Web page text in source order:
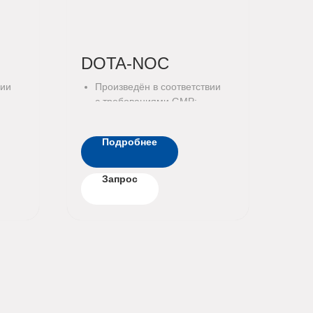
DOTA-NOC
Произведён в соответствии
с требованиями GMP;
эндотоксины
Подробнее
Запрос